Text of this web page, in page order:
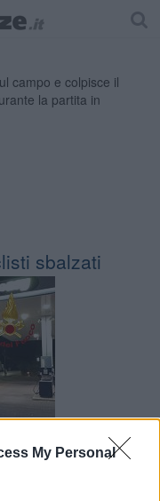
My Personal
sbalzati
moto sono stati
strada dalla